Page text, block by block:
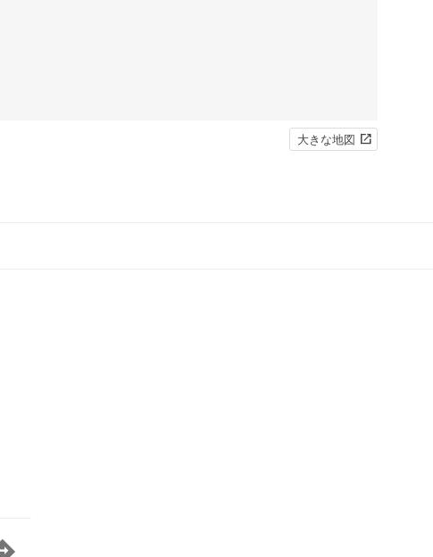
大きな地図